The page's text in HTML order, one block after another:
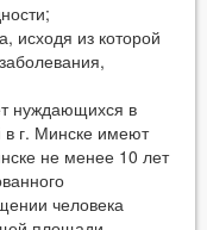
исходя из которой
нуждающихся в
г. Минске имеют
не менее 10 лет
человека